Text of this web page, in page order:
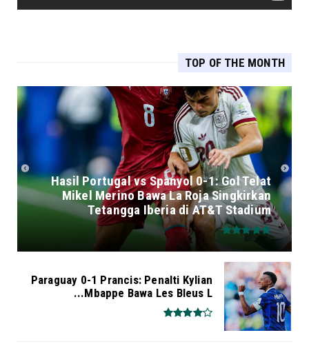
TOP OF THE MONTH
Hasil Portugal vs Spanyol 0-1: Gol Telat
Mikel Merino Bawa La Roja Singkirkan
Tetangga Iberia di AT&T Stadium
Paraguay 0-1 Prancis: Penalti Kylian
Mbappe Bawa Les Bleus L...